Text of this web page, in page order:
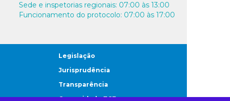
Sede e inspetorias regionais: 07:00 às 13:00
Funcionamento do protocolo: 07:00 às 17:00
Legislação
Jurisprudência
Transparência
Comunidade TCE